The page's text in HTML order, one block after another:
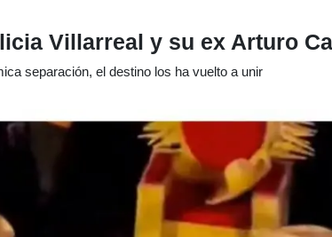
Villarreal y su ex Arturo
separación, el destino los ha vuelto a unir